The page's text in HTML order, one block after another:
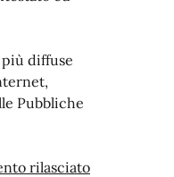
diffuse
Pubbliche
rilasciato